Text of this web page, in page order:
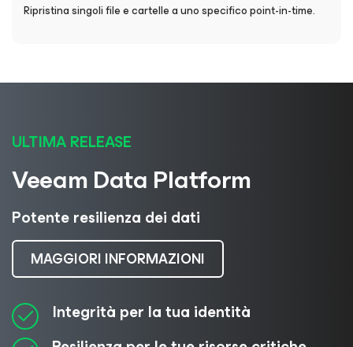
Ripristina singoli file e cartelle a uno specifico point-in-time.
ULTIMA RELEASE
Veeam Data Platform
Potente resilienza dei dati
MAGGIORI INFORMAZIONI
Integrità per la tua identità